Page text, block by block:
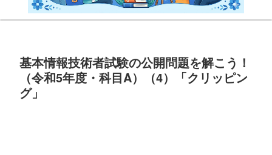
基本情報技術者試験の公開問題を解こう！
（令和5年度・科目A）（4）「クリッピン
グ」